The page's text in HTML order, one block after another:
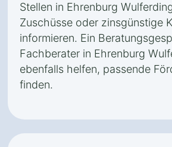
Stellen in Ehrenburg
Zuschüsse oder zinsgünstige
informieren. Ein
Fachberater in Ehrenburg
ebenfalls helfen, passende
finden.